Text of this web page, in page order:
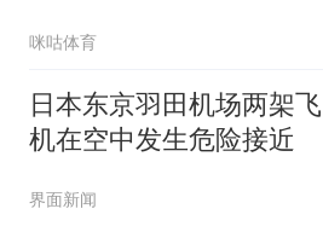
的成就
咪咕体育
日本东京羽田机场两架飞
机在空中发生危险接近
界面新闻